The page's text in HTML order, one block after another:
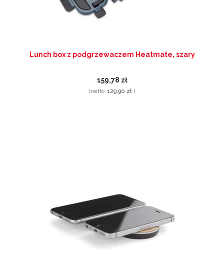
Lunch box z podgrzewaczem Heatmate, szary
159,78 zł
(netto: 129,90 zł )